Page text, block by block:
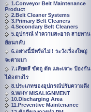
1.Conveyor Belt Maintenance
Product
2.Belt Cleaner Systems
3.Primary Belt Cleaners
4.Secondary Belt Cleaners
5.อุปกรณ์ ทำความสะอาด สายพาน
ย้อนกลับ
6.อย่างนี้มีหรือไม่ ! ระวังเรื่องใหญ่
จะตามมา
7.เสียดสี ขัดถู ตัด และเจาะ ป้องกัน
ได้อย่างไร
8.ประเภทของอุปกรณ์ปรับความตึง
9.WHY MISALIGNMENT
10.Discharging Area
11.Preventive Maintenance